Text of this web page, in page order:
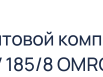
185/8